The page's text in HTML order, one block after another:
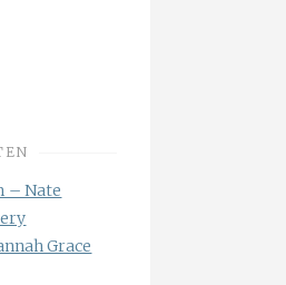
– Nate
Grace